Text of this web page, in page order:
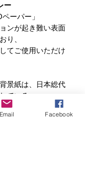
ー
ーパー」
ンが起き難い表面
り、
てご使用いただけ
景紙は、日本総代
ている
スタジオ背景紙」
Email Facebook